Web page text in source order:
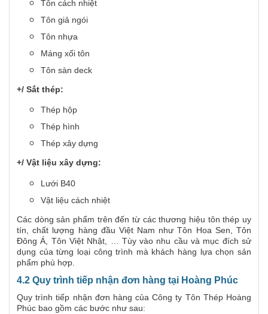
Tôn cách nhiệt
Tôn giả ngói
Tôn nhựa
Máng xối tôn
Tôn sàn deck
+/ Sắt thép:
Thép hộp
Thép hình
Thép xây dựng
+/ Vật liệu xây dựng:
Lưới B40
Vật liệu cách nhiệt
Các dòng sản phẩm trên đến từ các thương hiệu tôn thép uy
tín, chất lượng hàng đầu Việt Nam như Tôn Hoa Sen, Tôn
Đông Á, Tôn Việt Nhật, … Tùy vào nhu cầu và mục đích sử
dụng của từng loại công trình mà khách hàng lựa chọn sản
phẩm phù hợp.
4.2 Quy trình tiếp nhận đơn hàng tại Hoàng Phúc
Quy trình tiếp nhận đơn hàng của Công ty Tôn Thép Hoàng
Phúc bao gồm các bước như sau: